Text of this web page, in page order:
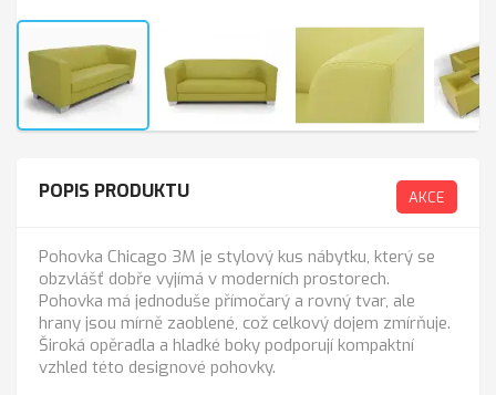
POPIS PRODUKTU AKCE
Pohovka Chicago 3M je stylový kus nábytku, který se
obzvlášť dobře vyjímá v moderních prostorech.
Pohovka má jednoduše přímočarý a rovný tvar, ale
hrany jsou mírně zaoblené, což celkový dojem zmírňuje.
Široká opěradla a hladké boky podporují kompaktní
vzhled této designové pohovky.